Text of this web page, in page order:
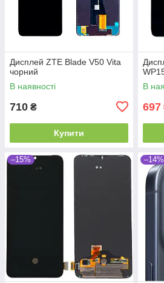
Дисплей ZTE Blade V50 Vita
чорний
В наявності
710 ₴
Купити
В
697
–15% –14%